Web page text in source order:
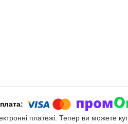
платежі. Тепер ви можете